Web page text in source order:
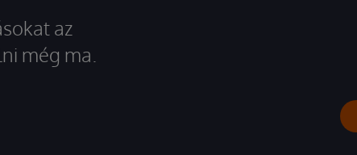
az
még ma.